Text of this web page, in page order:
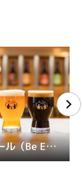
青森エール（Be Easy Brewing／ギャレスのアジト）